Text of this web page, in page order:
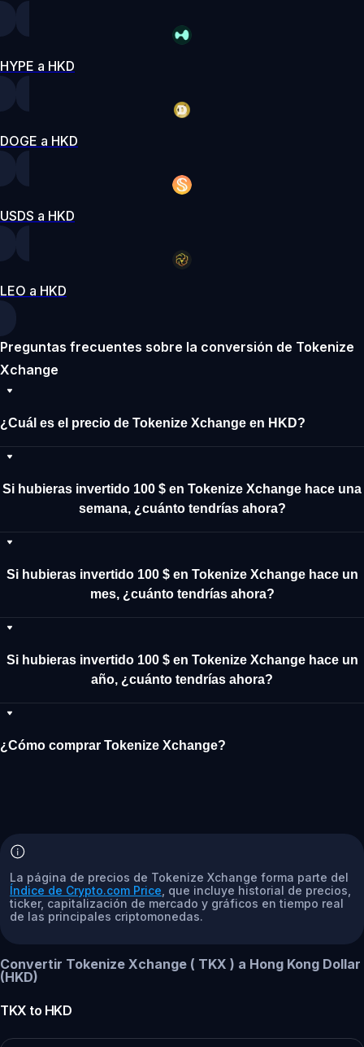
HYPE a HKD
DOGE a HKD
USDS a HKD
LEO a HKD
Preguntas frecuentes sobre la conversión de Tokenize
Xchange
¿Cuál es el precio de Tokenize Xchange en HKD?
Si hubieras invertido 100 $ en Tokenize Xchange hace una
semana, ¿cuánto tendrías ahora?
Si hubieras invertido 100 $ en Tokenize Xchange hace un
mes, ¿cuánto tendrías ahora?
Si hubieras invertido 100 $ en Tokenize Xchange hace un
año, ¿cuánto tendrías ahora?
¿Cómo comprar Tokenize Xchange?
La página de precios de Tokenize Xchange forma parte del
Índice de Crypto.com Price , que incluye historial de precios,
ticker, capitalización de mercado y gráficos en tiempo real
de las principales criptomonedas.
Convertir Tokenize Xchange ( TKX ) a Hong Kong Dollar
(HKD)
TKX to HKD